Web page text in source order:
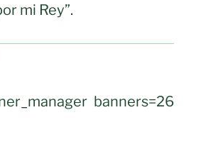
mi Rey”.
banners=26